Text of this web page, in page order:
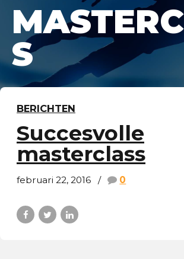
S
BERICHTEN
Succesvolle
masterclass
februari 22, 2016 0